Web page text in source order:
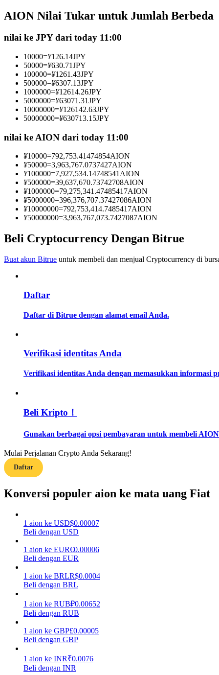
USDC Berjangka
Bergabunglah dengan pedagang top
Menjadi Pedagang Salinan
Nikmati pembagian keuntungan dan komisi copy trading
Analisis data besar termasuk info perdagangan, dll.
Memandu
Panduan Pemula Berjangka
Pelajari cara untuk tetap menghasilkan keuntungan
AION Nilai Tukar untuk Jumlah Berbeda
nilai ke JPY dari today 11:00
10000=¥126.14JPY
50000=¥630.71JPY
100000=¥1261.43JPY
500000=¥6307.13JPY
1000000=¥12614.26JPY
5000000=¥63071.31JPY
10000000=¥126142.63JPY
50000000=¥630713.15JPY
nilai ke AION dari today 11:00
¥10000=792,753.41474854AION
¥50000=3,963,767.0737427AION
¥100000=7,927,534.14748541 AION
¥500000=39,637,670.73742708AION
¥1000000=79,275,341.47485417AION
¥5000000=396,376,707.37427086AION
¥10000000=792,753,414.7485417AION
¥50000000=3,963,767,073.7427087AION
Beli Cryptocurrency Dengan Bitrue
Buat akun Bitrue untuk membeli dan menjual Cryptocurrency di
Daftar
Daftar di Bitrue dengan alamat email Anda.
Verifikasi identitas Anda
Verifikasi identitas Anda dengan memasukkan informasi
Beli Kripto！
Gunakan berbagai opsi pembayaran untuk membeli
Mulai Perjalanan Crypto Anda Sekarang!
Daftar
Konversi populer aion ke mata uang Fiat
1 aion ke USD$0.00007
Beli dengan USD
1 aion ke EUR€0.00006
Beli dengan EUR
1 aion ke BRLR$0.0004
Beli dengan BRL
1 aion ke RUB₽0.00652
Beli dengan RUB
1 aion ke GBP£0.00005
Beli dengan GBP
1 aion ke INR₹0.0076
Beli dengan INR